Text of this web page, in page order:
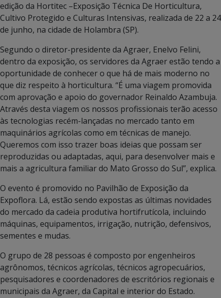
edição da Hortitec –Exposição Técnica De Horticultura,
Cultivo Protegido e Culturas Intensivas, realizada de 22 a 24
de junho, na cidade de Holambra (SP).
Segundo o diretor-presidente da Agraer, Enelvo Felini,
dentro da exposição, os servidores da Agraer estão tendo a
oportunidade de conhecer o que há de mais moderno no
que diz respeito à horticultura. “É uma viagem promovida
com aprovação e apoio do governador Reinaldo Azambuja.
Através desta viagem os nossos profissionais terão acesso
às tecnologias recém-lançadas no mercado tanto em
maquinários agrícolas como em técnicas de manejo.
Queremos com isso trazer boas ideias que possam ser
reproduzidas ou adaptadas, aqui, para desenvolver mais e
mais a agricultura familiar do Mato Grosso do Sul”, explica.
O evento é promovido no Pavilhão de Exposição da
Expoflora. Lá, estão sendo expostas as últimas novidades
do mercado da cadeia produtiva hortifrutícola, incluindo
máquinas, equipamentos, irrigação, nutrição, defensivos,
sementes e mudas.
O grupo de 28 pessoas é composto por engenheiros
agrônomos, técnicos agrícolas, técnicos agropecuários,
pesquisadores e coordenadores de escritórios regionais e
municipais da Agraer, da Capital e interior do Estado.